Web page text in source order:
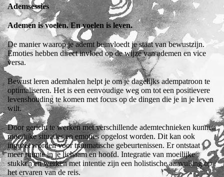
Ademsessies
Ademen is voelen. En voelen is leven.
De manier waarop je ademt beïnvloedt je staat van bewustzijn.
Emoties hebben direct invloed op de wijze van ademen en vice
versa.
Bewust leren ademhalen helpt je om je dagelijks adempatroon te
optimaliseren. Het is een eenvoudige weg om tot een positievere
levenshouding te komen met focus op de dingen die je in je leven
wilt.
Door gericht te werken met verschillende ademtechnieken kunnen
moeilijke situaties en emoties opgelost worden. Dit kan ook
ingezet worden voor traumatische gebeurtenissen. Er ontstaat
meer ruimte in je lichaam en hoofd. Integratie van moeilijke
stukken en werken met intentie zijn een holistische aanvulling op
het ervaren van de reis.